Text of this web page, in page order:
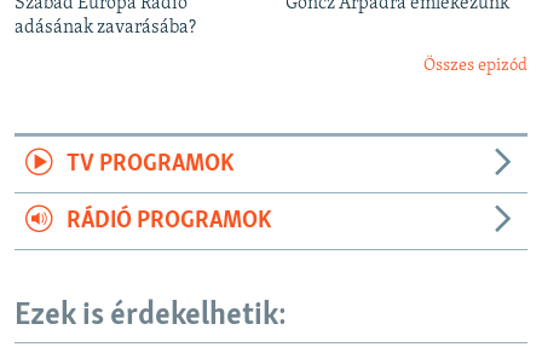
Szabad Európa Rádió
adásának zavarásába?
Göncz Árpádra emlékezünk
Összes epizód
TV PROGRAMOK
RÁDIÓ PROGRAMOK
Ezek is érdekelhetik: